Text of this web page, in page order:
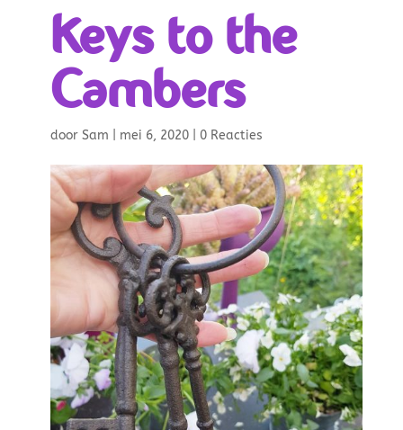
Keys to the
Cambers
door Sam mei 6, 2020| 0 Reacties